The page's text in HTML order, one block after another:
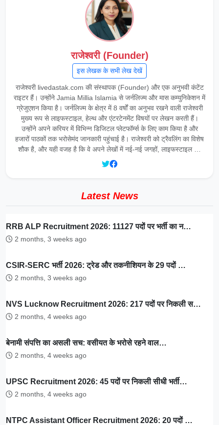
राजेश्वरी (Founder)
इस लेखक के सभी लेख देखें
राजेश्वरी livedastak.com की संस्थापक (Founder) और एक अनुभवी कंटेंट
राइटर हैं। उन्होंने Jamia Millia Islamia से जर्नलिज्म और मास कम्युनिकेशन में
ग्रेजुएशन किया है। जर्नलिज्म के क्षेत्र में 8 वर्षों का अनुभव रखने वाली राजेश्वरी
मुख्य रूप से लाइफस्टाइल, हेल्थ और एंटरटेनमेंट विषयों पर लेखन करती हैं।
उन्होंने अपने करियर में विभिन्न डिजिटल प्लेटफॉर्म्स के लिए काम किया है और
हजारों पाठकों तक भरोसेमंद जानकारी पहुंचाई है। राजेश्वरी को ट्रैवलिंग का विशेष
शौक है, और यही वजह है कि वे अपने लेखों में नई-नई जगहों, लाइफस्टाइल …
Latest News
RRB ALP Recruitment 2026: 11127 पदों पर भर्ती का न…
2 months, 3 weeks ago
CSIR-SERC भर्ती 2026: ट्रेड और तकनीशियन के 29 पदों …
2 months, 3 weeks ago
NVS Lucknow Recruitment 2026: 217 पदों पर निकली स…
2 months, 4 weeks ago
बेनामी संपत्ति का असली सच: वसीयत के भरोसे रहने वाल…
2 months, 4 weeks ago
UPSC Recruitment 2026: 45 पदों पर निकली सीधी भर्ती…
2 months, 4 weeks ago
NTPC Assistant Officer Recruitment 2026: 20 पदों …